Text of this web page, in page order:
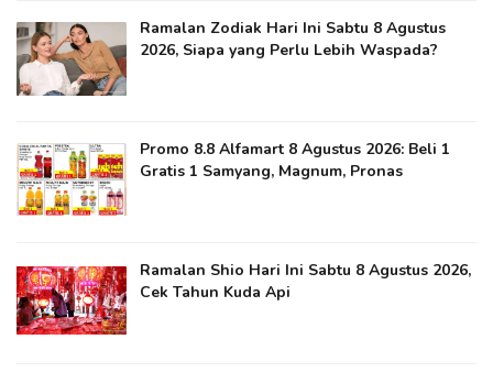
Ramalan Zodiak Hari Ini Sabtu 8 Agustus
2026, Siapa yang Perlu Lebih Waspada?
Promo 8.8 Alfamart 8 Agustus 2026: Beli 1
Gratis 1 Samyang, Magnum, Pronas
Ramalan Shio Hari Ini Sabtu 8 Agustus 2026,
Cek Tahun Kuda Api